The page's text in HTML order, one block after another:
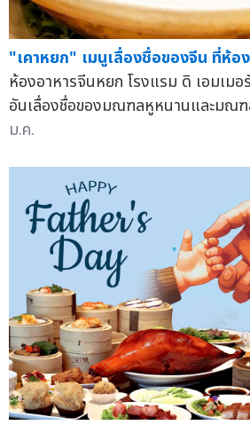
"เคาหยก" เมนูเลื่องชื่อของจีน ที่ห้อ
ห้องอาหารจีนหยก โรงแรม ดิ เอมเม
อันเลื่องชื่อของมณฑลหูหนานและมณฑ
ม.ค.